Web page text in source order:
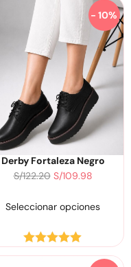
- 10%
Derby Fortaleza Negro
S/122.20 S/109.98
Seleccionar opciones
Valorado